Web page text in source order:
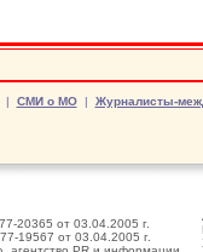
СМИ о МО| Журналисты-
20365 от 03.04.2005 г.
19567 от 03.04.2005 г.